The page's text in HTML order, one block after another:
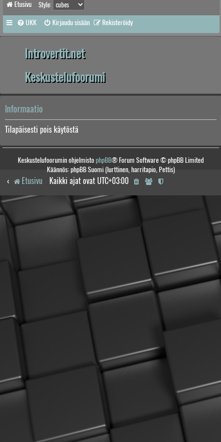
Etusivu Style:
UKK Kirjaudu sisään Rekisteröidy
Introvertit.net
Keskustelufoorumi
Informaatio
Tilapäisesti pois käytöstä
Keskustelufoorumin ohjelmistophpBB® Forum Software © phpBB Limited
Käännös: phpBB Suomi (lurttinen, harritapio, Pettis)
Etusivu Kaikki ajat ovat UTC+03:00